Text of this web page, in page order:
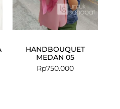
HANDBOUQUET
MEDAN 05
Rp750.000